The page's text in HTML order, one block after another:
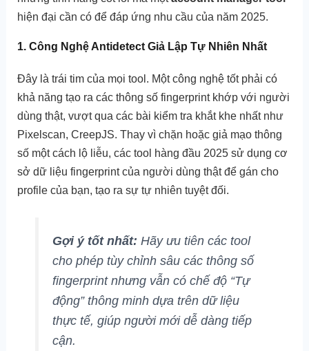
hiện đại cần có để đáp ứng nhu cầu của năm 2025.
1. Công Nghệ Antidetect Giả Lập Tự Nhiên Nhất
Đây là trái tim của mọi tool. Một công nghệ tốt phải có
khả năng tạo ra các thông số fingerprint khớp với người
dùng thật, vượt qua các bài kiểm tra khắt khe nhất như
Pixelscan, CreepJS. Thay vì chặn hoặc giả mạo thông
số một cách lộ liễu, các tool hàng đầu 2025 sử dụng cơ
sở dữ liệu fingerprint của người dùng thật để gán cho
profile của bạn, tạo ra sự tự nhiên tuyệt đối.
Gợi ý tốt nhất: Hãy ưu tiên các tool
cho phép tùy chỉnh sâu các thông số
fingerprint nhưng vẫn có chế độ “Tự
động” thông minh dựa trên dữ liệu
thực tế, giúp người mới dễ dàng tiếp
cận.